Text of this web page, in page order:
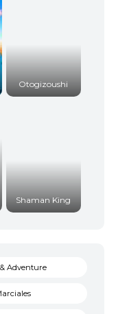
Otogizoushi
Shaman King
Adventure